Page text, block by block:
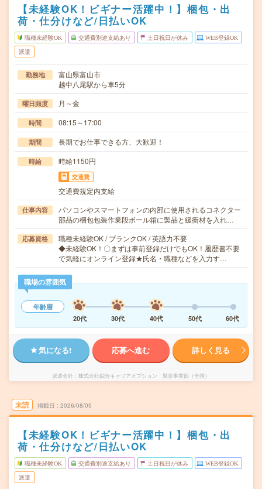
【未経験OK！ビギナー活躍中！】梱包・出
荷・仕分けなど/日払いOK
職種未経験OK 交通費別途支給あり 土日祝日が休み WEB登録OK
派遣
勤務地
富山県富山市
越中八尾駅から車5分
曜日頻度 月～金
時間 08:15～17:00
期間 長期でお仕事できる方、大歓迎！
時給 時給1150円
交通費
交通費規定内支給
仕事内容
パソコンやスマートフォンの内部に使用されるコネクター
部品の梱包包装作業段ボール箱に製品と緩衝材を入れ…
応募資格
職種未経験OK / ブランクOK / 英語力不要
◆未経験OK！〇まずは事前登録だけでもOK！履歴書不要
で気軽にオンライン登録★氏名・職種などを入力す…
職場の雰囲気
年齢層
20代
30代 40代 50代 60代
気になる! 応募へ進む 詳しく見る
派遣会社 株式会社綜合キャリアオプション 製造事業部（全国）
未読 掲載日 2026/08/05
【未経験OK！ビギナー活躍中！】梱包・出
荷・仕分けなど/日払いOK
職種未経験OK 交通費別途支給あり 土日祝日が休み WEB登録OK
派遣